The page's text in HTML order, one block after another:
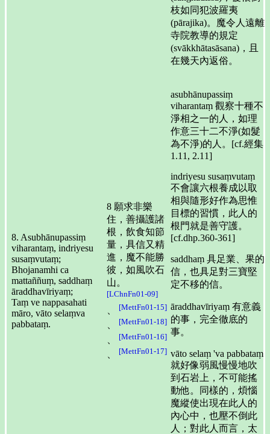
枝如同犯波羅夷
(pārajika)。魔令人遠離
寺院教導的規定
(svākkhātasāsana)，且
在幾天內返俗。
8. Asubhānupassiṃ
viharantaṃ, indriyesu
susaṃvutaṃ;
Bhojanamhi ca
mattaññuṃ, saddhaṃ
āraddhavīriyaṃ;
Taṃ ve nappasahati
māro, vāto selaṃva
pabbataṃ.
8 願求非樂
住，善攝護諸
根，飲食知節
量，具信又精
進，魔不能勝
彼，如風吹石
山。
[LChnFn01-09]
、 [MettFn01-15]
、 [MettFn01-18]
[MettFn01-16]
、 [MettFn01-17]
asubhānupassiṃ
viharantaṃ 觀察十種不
淨相之一的人，如理
作意三十二不淨(如髮
為不淨)的人。[cf.經集
1.11, 2.11]
indriyesu susaṃvutaṃ
不會讓六根養成以取
相與隨形好作為思惟
目標的習慣，此人的
根門就是善守護。
[cf.dhp.360-361]
saddhaṃ 具足業、果的
信，也具足對三寶堅
定不移的信。
āraddhavīriyaṃ 有意義
的事，完全徹底的
事。
vāto selaṃ 'va pabbataṃ
就好像弱風慢慢地吹
到石岩上，不可能搖
動他。同樣的，煩惱
魔縱使出現在此人的
內心中，也壓不倒此
人；對此人而言，太